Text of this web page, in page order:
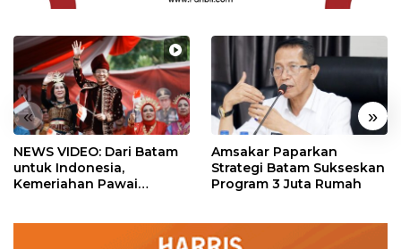
« »
NEWS VIDEO: Dari Batam
untuk Indonesia,
Kemeriahan Pawai
Amsakar Paparkan
Strategi Batam Sukseskan
Program 3 Juta Rumah